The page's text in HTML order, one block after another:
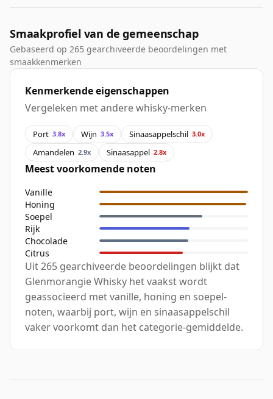
Smaakprofiel van de gemeenschap
Gebaseerd op 265 gearchiveerde beoordelingen met
smaakkenmerken
Kenmerkende eigenschappen
Vergeleken met andere whisky-merken
Port 3.8x Wijn 3.5x Sinaasappelschil 3.0x
Amandelen 2.9x Sinaasappel 2.8x
Meest voorkomende noten
Vanille
Honing
Soepel
Rijk
Chocolade
Citrus
Uit 265 gearchiveerde beoordelingen blijkt dat
Glenmorangie Whisky het vaakst wordt
geassocieerd met vanille, honing en soepel-
noten, waarbij port, wijn en sinaasappelschil
vaker voorkomt dan het categorie-gemiddelde.